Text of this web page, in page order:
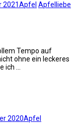
2021Apfel Apfelliebe
Tempo auf
ohne ein leckeres
ich …
2020Apfel